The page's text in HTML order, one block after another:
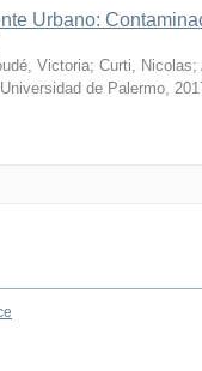
Urbano:
Victoria; Curti, Nicolas;
Universidad de Palermo,